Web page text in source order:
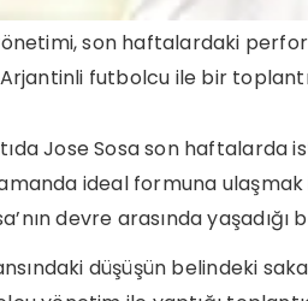
son haftalardaki
futbolcu ile bir
Jose Sosa son haftalarda
ideal formuna
devre arasında yaşadığı
düşüşün belindeki